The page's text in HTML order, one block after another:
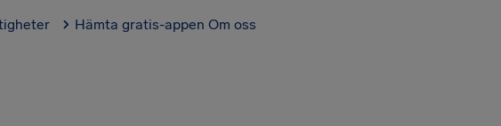
Hämta gratis-appen Om oss